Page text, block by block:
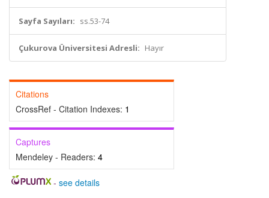
Sayfa Sayıları: ss.53-74
Çukurova Üniversitesi Adresli: Hayır
Citations
CrossRef - Citation Indexes: 1
Captures
Mendeley - Readers: 4
- see details